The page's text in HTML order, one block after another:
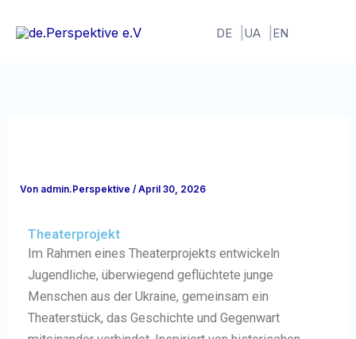
Inhalt
DE UA EN
Von admin.Perspektive/April 30, 2026
Theaterprojekt
Im Rahmen eines Theaterprojekts entwickeln
Jugendliche, überwiegend geflüchtete junge
Menschen aus der Ukraine, gemeinsam ein
Theaterstück, das Geschichte und Gegenwart